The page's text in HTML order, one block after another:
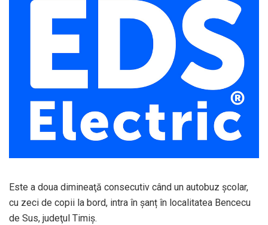
Este a doua dimineaţă consecutiv când un autobuz şcolar,
cu zeci de copii la bord, intra în șanț în localitatea Bencecu
de Sus, judeţul Timiş.